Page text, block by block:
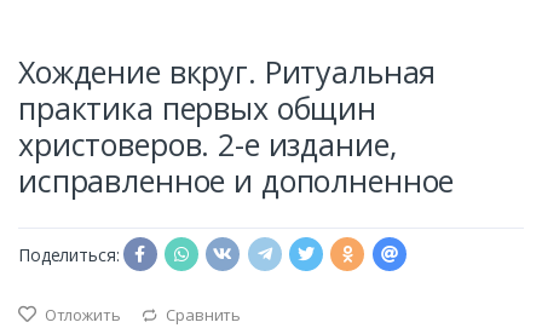
Хождение вкруг. Ритуальная
практика первых общин
христоверов. 2-е издание,
исправленное и дополненное
Поделиться:
Отложить Сравнить